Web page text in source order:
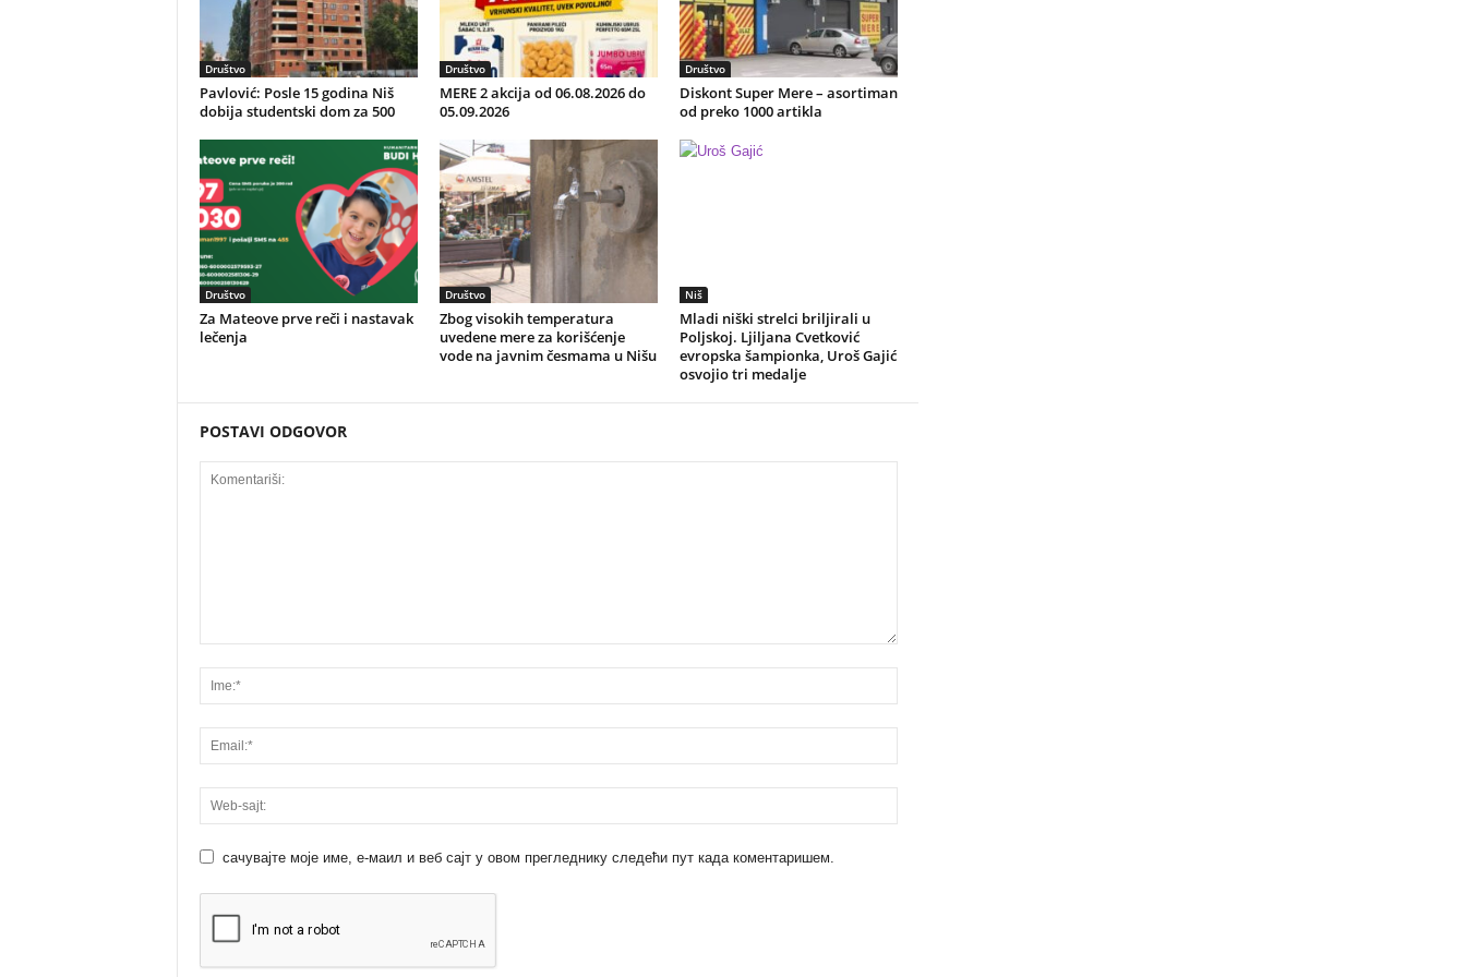
Društvo
Pavlović: Posle 15 godina Niš
dobija studentski dom za 500
Društvo
MERE 2 akcija od 06.08.2026 do
05.09.2026
Društvo
Diskont Super Mere – asortiman
od preko 1000 artikla
Društvo
Za Mateove prve reči i nastavak
lečenja
Društvo
Zbog visokih temperatura
uvedene mere za korišćenje
vode na javnim česmama u Nišu
Niš
Mladi niški strelci briljirali u
Poljskoj. Ljiljana Cvetković
evropska šampionka, Uroš Gajić
osvojio tri medalje
POSTAVI ODGOVOR
сачувајте моје име, е-маил и веб сајт у овом прегледнику следећи пут када коментаришем.